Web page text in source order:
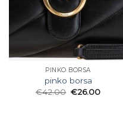
PINKO BORSA
pinko borsa
€42.00 €26.00